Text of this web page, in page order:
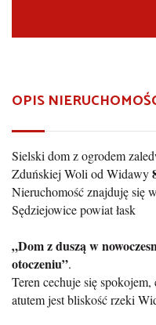
OPIS
Sielski dom z ogrodem
Zduńskiej Woli od Widawy
Nieruchomość znajduję się
Sędziejowice powiat łask
„Dom z duszą w
otoczeniu”.
Teren cechuje się
atutem jest bliskość rzeki